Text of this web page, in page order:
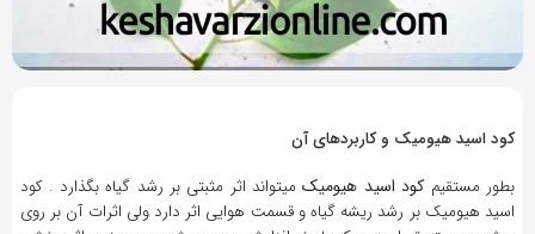
کود اسید هیومیک و کاربردهای آن
بطور مستقیم کود اسید هیومیک میتواند اثر مثبتی بر رشد گیاه بگذارد . کود
اسید هیومیک بر رشد ریشه گیاه و قسمت هوایی اثر دارد ولی اثرات آن بر روی